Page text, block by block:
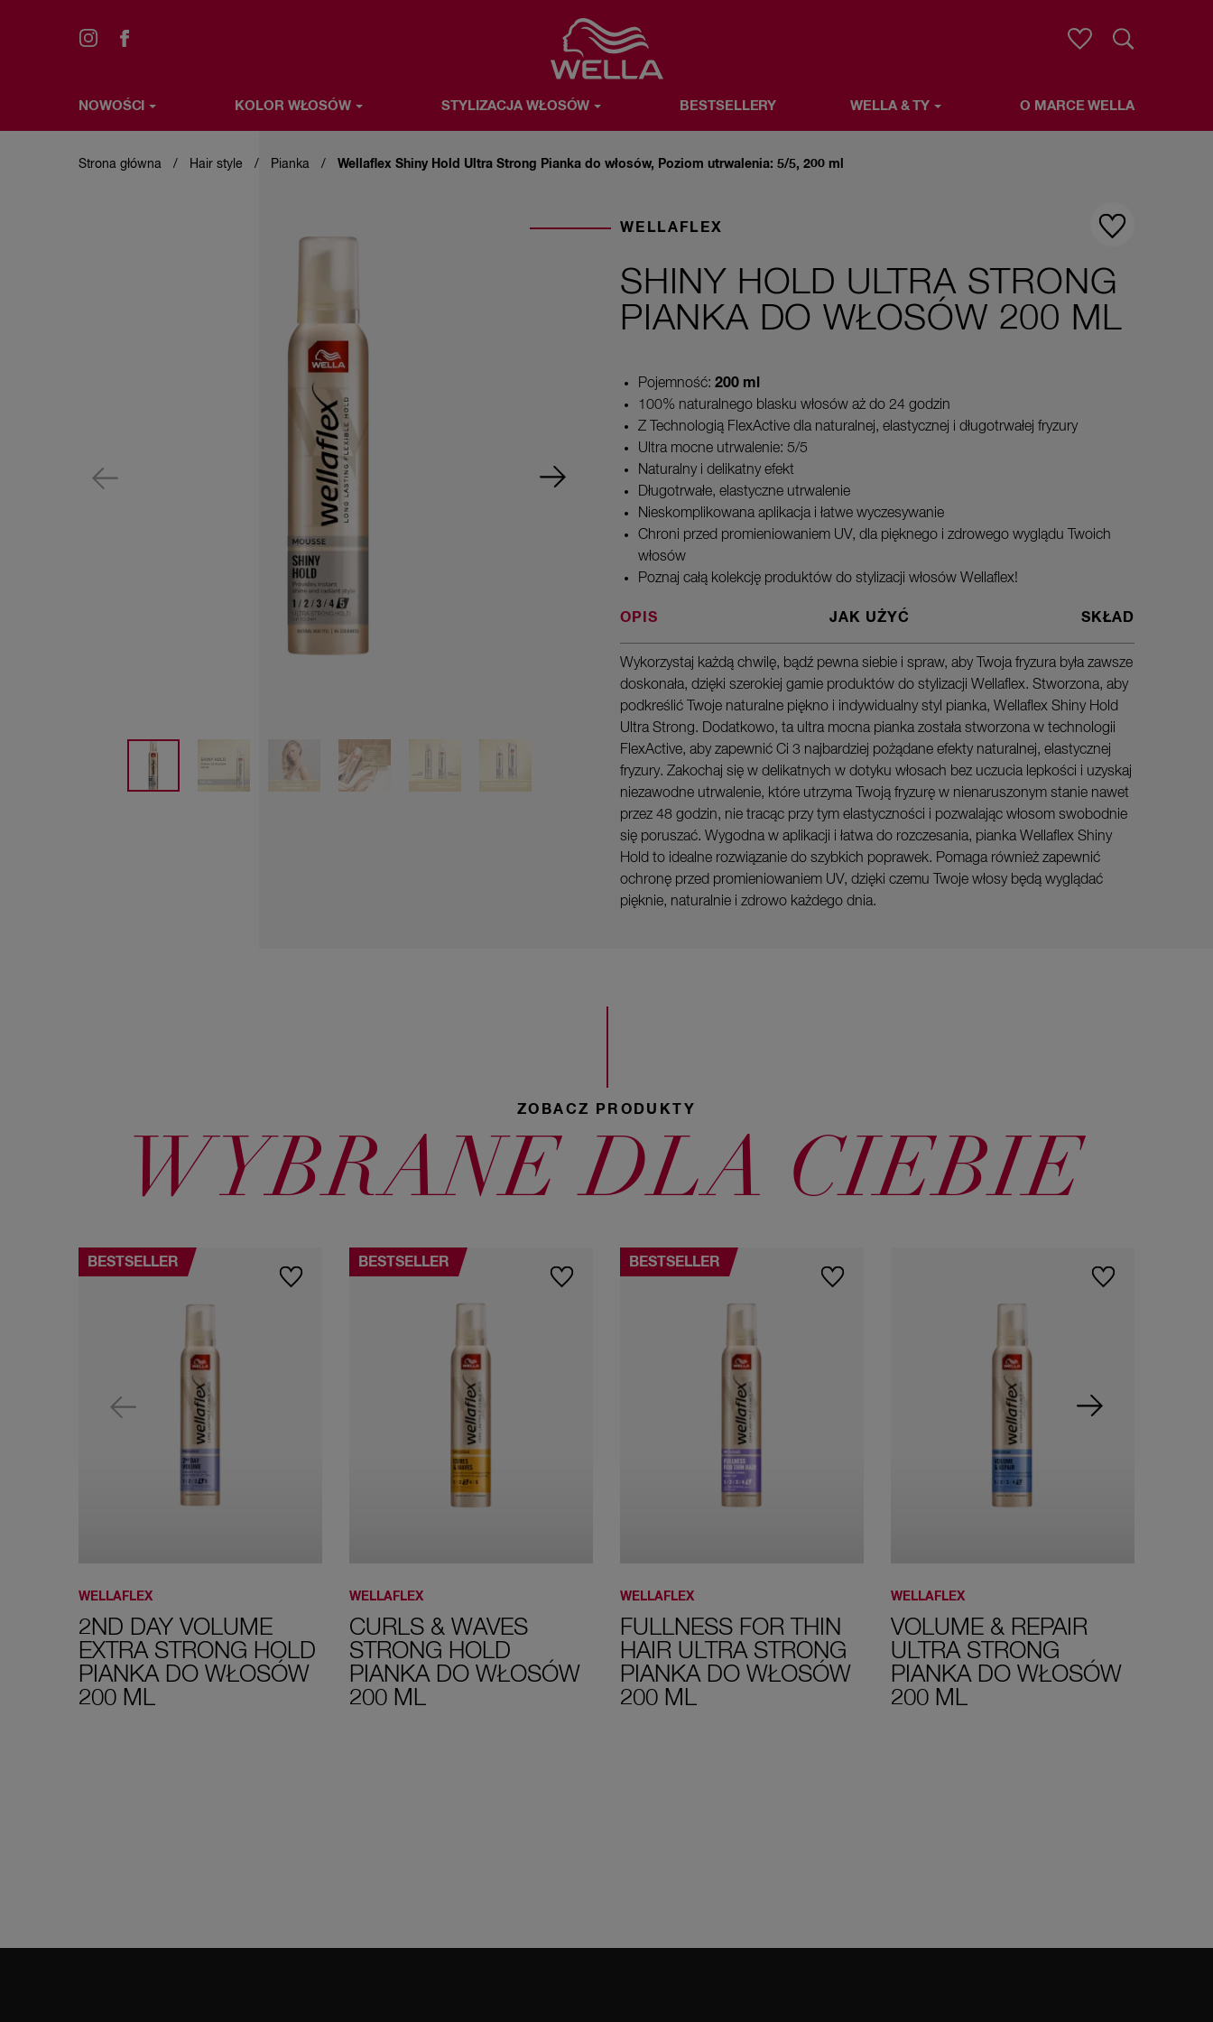
Favorite
NOWOŚCI KOLOR WŁOSÓW STYLIZACJA WŁOSÓW BESTSELLERY WELLA & TY O MARCE WELLA
Strona główna Hair style Pianka Wellaflex Shiny Hold Ultra Strong Pianka do włosów, Poziom utrwalenia: 5/5, 200 ml
WELLAFLEX
SHINY HOLD ULTRA STRONG
PIANKA DO WŁOSÓW 200 ML
Pojemność: 200 ml
100% naturalnego blasku włosów aż do 24 godzin
Z Technologią FlexActive dla naturalnej, elastycznej i długotrwałej fryzury
Ultra mocne utrwalenie: 5/5
Naturalny i delikatny efekt
Długotrwałe, elastyczne utrwalenie
Nieskomplikowana aplikacja i łatwe wyczesywanie
Chroni przed promieniowaniem UV, dla pięknego i zdrowego wyglądu Twoich
włosów
Poznaj całą kolekcję produktów do stylizacji włosów Wellaflex!
OPIS JAK UŻYĆ SKŁAD
Wykorzystaj każdą chwilę, bądź pewna siebie i spraw, aby Twoja fryzura była zawsze
doskonała, dzięki szerokiej gamie produktów do stylizacji Wellaflex. Stworzona, aby
podkreślić Twoje naturalne piękno i indywidualny styl pianka, Wellaflex Shiny Hold
Ultra Strong. Dodatkowo, ta ultra mocna pianka została stworzona w technologii
FlexActive, aby zapewnić Ci 3 najbardziej pożądane efekty naturalnej, elastycznej
fryzury. Zakochaj się w delikatnych w dotyku włosach bez uczucia lepkości i uzyskaj
niezawodne utrwalenie, które utrzyma Twoją fryzurę w nienaruszonym stanie nawet
przez 48 godzin, nie tracąc przy tym elastyczności i pozwalając włosom swobodnie
się poruszać. Wygodna w aplikacji i łatwa do rozczesania, pianka Wellaflex Shiny
Hold to idealne rozwiązanie do szybkich poprawek. Pomaga również zapewnić
ochronę przed promieniowaniem UV, dzięki czemu Twoje włosy będą wyglądać
pięknie, naturalnie i zdrowo każdego dnia.
ZOBACZ PRODUKTY
WYBRANE DLA CIEBIE
BESTSELLER
WELLAFLEX
2ND DAY VOLUME
EXTRA STRONG HOLD
PIANKA DO WŁOSÓW
200 ML
BESTSELLER
WELLAFLEX
CURLS & WAVES
STRONG HOLD
PIANKA DO WŁOSÓW
200 ML
BESTSELLER
WELLAFLEX
FULLNESS FOR THIN
HAIR ULTRA STRONG
PIANKA DO WŁOSÓW
200 ML
WELLAFLEX
VOLUME & REPAIR
ULTRA STRONG
PIANKA DO WŁOSÓW
200 ML